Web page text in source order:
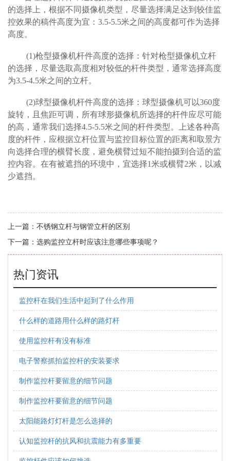
的选择上，根据不同摄像机类型，尽量选择满足达到较佳监
控效果的稿件高度为宜：3.5-5.5米之间的高度都可作为选择
高度。
(1)枪型摄像机杆件高度的选择：针对枪型摄像机立杆
的选择，尽量选取高度相对较低的杆件类型，通常选择高度
为3.5-4.5米之间的立杆。
(2)球型摄像机杆件高度的选择：球型摄像机可以360度
旋转，且焦距可调，所有球形摄像机所选择的杆件应尽可能
的高，通常我们选择4.5-5.5米之间的杆件类型。上述各种高
度的杆件，应根据立杆位置与监控目标位置的距离和取景方
向选择合理的横臂长度，避免横臂过短不能拍摄到合适的监
控内容。在有被遮挡的环境中，宜选择1米或横臂2米，以减
少遮挡。
上一篇： 不锈钢立杆与钢管立杆的区别
下一篇： 选购监控立杆时应该注意哪些事项呢？
热门资讯
监控杆在我们生活中起到了什么作用
什么样的道路用什么样的路灯杆
使用监控杆有没有标准
电子警察抓拍监控杆的安装要求
制作监控杆要留意的细节问题
制作监控杆要留意的细节问题
太阳能路灯灯杆是怎么选择的
认知监控杆的抗风和抗震能力有多重要